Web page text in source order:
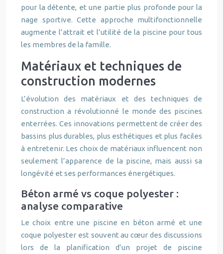
pour la détente, et une partie plus profonde pour la
nage sportive. Cette approche multifonctionnelle
augmente l’attrait et l’utilité de la piscine pour tous
les membres de la famille.
Matériaux et techniques de
construction modernes
L’évolution des matériaux et des techniques de
construction a révolutionné le monde des piscines
enterrées. Ces innovations permettent de créer des
bassins plus durables, plus esthétiques et plus faciles
à entretenir. Les choix de matériaux influencent non
seulement l’apparence de la piscine, mais aussi sa
longévité et ses performances énergétiques.
Béton armé vs coque polyester :
analyse comparative
Le choix entre une piscine en béton armé et une
coque polyester est souvent au cœur des discussions
lors de la planification d’un projet de piscine